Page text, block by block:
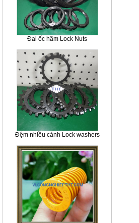
Đai ốc hãm Lock Nuts
Đệm nhiều cánh Lock washers